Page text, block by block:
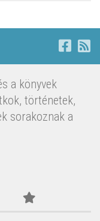
a könyvek
történetek,
sorakoznak a